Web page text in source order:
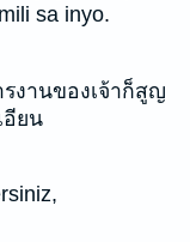
sa inyo.
งานของเจ้าก็สูญ
อียน